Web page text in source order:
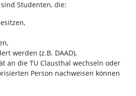
Studenten, die:
werden (z.B. DAAD),
an die TU Clausthal wechseln oder
Person nachweisen können